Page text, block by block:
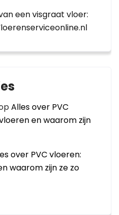
een visgraat vloer:
Alles over PVC
en waarom zijn
over PVC vloeren:
waarom zijn ze zo